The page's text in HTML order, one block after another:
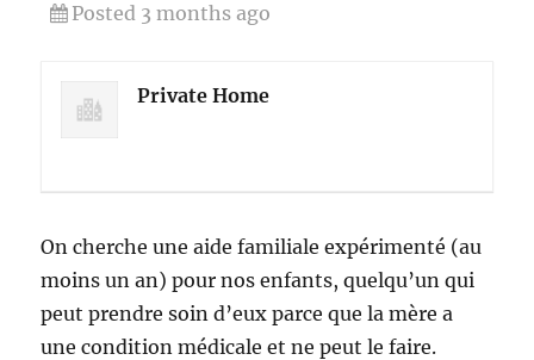
Posted 3 months ago
Private Home
On cherche une aide familiale expérimenté (au
moins un an) pour nos enfants, quelqu’un qui
peut prendre soin d’eux parce que la mère a
une condition médicale et ne peut le faire.